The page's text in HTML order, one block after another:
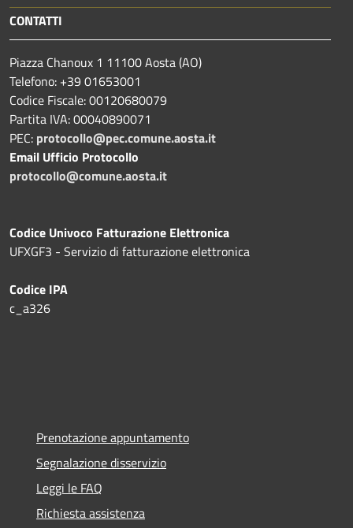
CONTATTI
Piazza Chanoux 1 11100 Aosta (AO)
Telefono: +39 01653001
Codice Fiscale: 00120680079
Partita IVA: 00040890071
PEC: protocollo@pec.comune.aosta.it
Email Ufficio Protocollo
protocollo@comune.aosta.it
Codice Univoco Fatturazione Elettronica
UFXGF3 - Servizio di fatturazione elettronica
Codice IPA
c_a326
Prenotazione appuntamento
Segnalazione disservizio
Leggi le FAQ
Richiesta assistenza